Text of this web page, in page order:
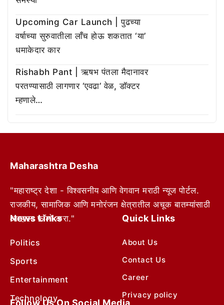
Upcoming Car Launch | पुढच्या
वर्षाच्या सुरुवातीला लाँच होऊ शकतात ‘या’
धमाकेदार कार
Rishabh Pant | ऋषभ पंतला मैदानावर
परतण्यासाठी लागणार ‘एवढा’ वेळ, डॉक्टर
म्हणाले…
Maharashtra Desha
"महाराष्ट्र देशा - विश्वसनीय आणि वेगवान मराठी न्यूज पोर्टल.
राजकीय, सामाजिक आणि मनोरंजन क्षेत्रातील अचूक बातम्यांसाठी
आम्हाला फॉलो करा."
News Links
Politics
Sports
Entertainment
Technology
Quick Links
About Us
Contact Us
Career
Privacy policy
Follow Us On Social Media